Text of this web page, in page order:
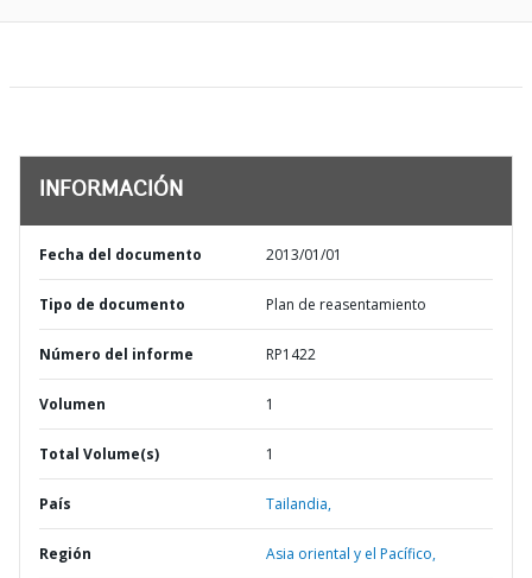
INFORMACIÓN
Fecha del documento 2013/01/01
Tipo de documento Plan de reasentamiento
Número del informe RP1422
Volumen 1
Total Volume(s) 1
País Tailandia,
Región Asia oriental y el Pacífico,